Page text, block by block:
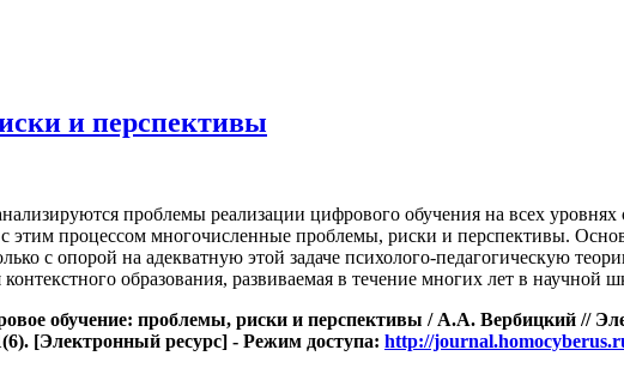
и перспективы
проблемы реализации цифрового обучения на всех
этим процессом многочисленные проблемы, риски и перспективы.
с опорой на адекватную этой задаче психолого-педагогическую
контекстного образования, развиваемая в течение многих лет в научной
обучение: проблемы, риски и перспективы / А.А. Вербицкий //
[Электронный ресурс] - Режим доступа: http://